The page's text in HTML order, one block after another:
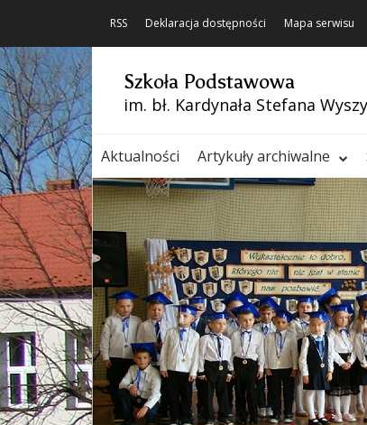
RSS Deklaracja dostępności Mapa serwisu
Szkoła Podstawowa
im. bł. Kardynała Stefana
Aktualności Artykuły archiwalne